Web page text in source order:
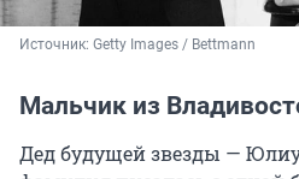
Источник: Getty Images / Bettmann
Мальчик из
Дед будущей звезды —